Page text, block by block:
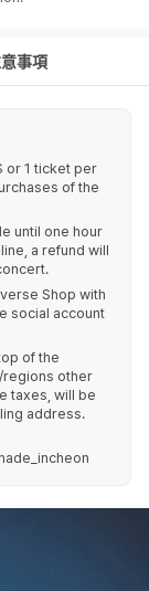
事項
or 1 ticket per
of the
until one hour
a refund will
Shop with
social account
of the
regions other
taxes, will be
address.